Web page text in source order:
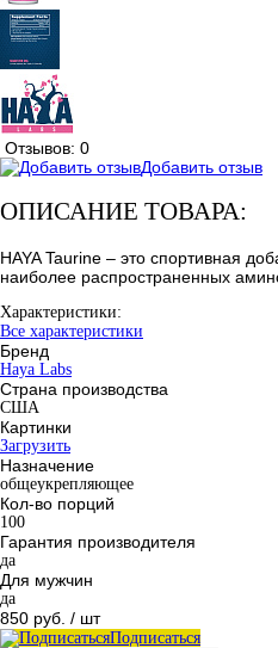
Отзывов: 0
Добавить отзыв
ОПИСАНИЕ ТОВАРА:
HAYA Taurine – это спортивная
наиболее распространенных
Характеристики:
Все характеристики
Бренд
Haya Labs
Страна производства
США
Картинки
Загрузить
Назначение
общеукрепляющее
Кол-во порций
100
Гарантия производителя
да
Для мужчин
да
850 руб. / шт
Подписаться